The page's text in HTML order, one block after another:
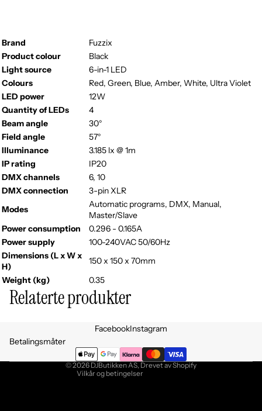
Brand
Fuzzix
Product colour
Black
Light source
6-in-1 LED
Colours
Red, Green, Blue, Amber, White, Ultra Violet
LED power
12W
Quantity of LEDs
4
Beam angle
30°
Field angle
57°
Illuminance
3.185 lx @ 1m
IP rating
IP20
DMX channels
6, 10
DMX connection
3-pin XLR
Modes
Automatic programs, DMX, Manual,
Master/Slave
Power consumption
0.296 - 0.165A
Power supply
100-240VAC 50/60Hz
Dimensions (L x W x
H)
150 x 150 x 70mm
Weight (kg)
0.35
Relaterte produkter
FacebookInstagram
Betalingsmåter
© 2026DJButikken AS, Drevet av Shopify
Vilkår og betingelser